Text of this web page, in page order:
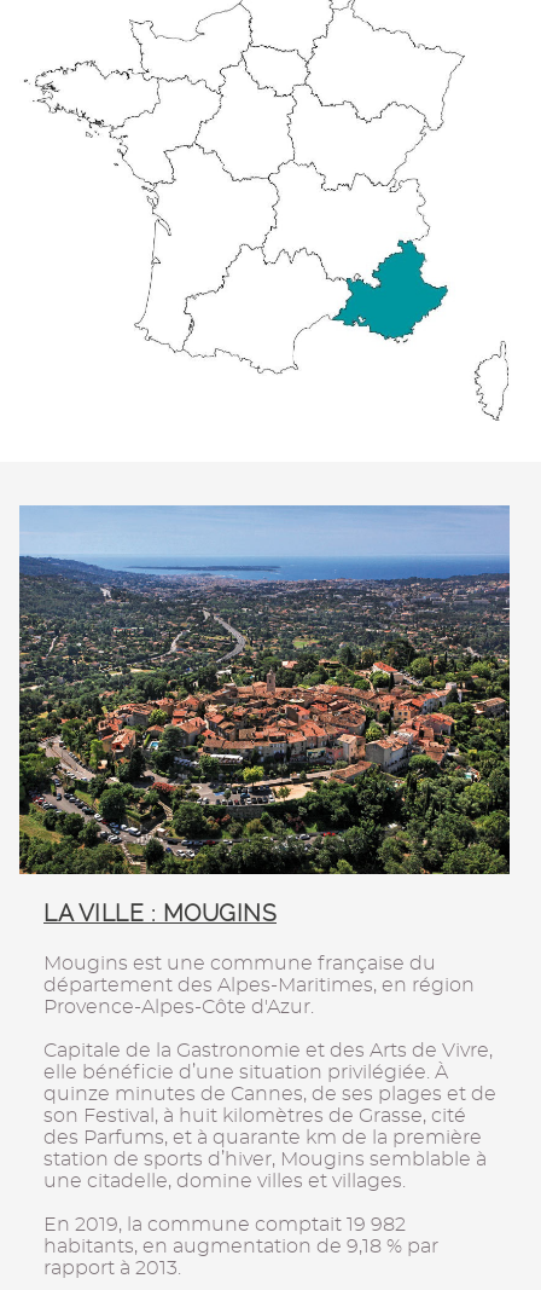
LA VILLE : MOUGINS
Mougins est une commune française du
département des Alpes-Maritimes, en région
Provence-Alpes-Côte d'Azur.
Capitale de la Gastronomie et des Arts de Vivre,
elle bénéficie d’une situation privilégiée. À
quinze minutes de Cannes, de ses plages et de
son Festival, à huit kilomètres de Grasse, cité
des Parfums, et à quarante km de la première
station de sports d’hiver, Mougins semblable à
une citadelle, domine villes et villages.
En 2019, la commune comptait 19 982
habitants, en augmentation de 9,18 % par
rapport à 2013.